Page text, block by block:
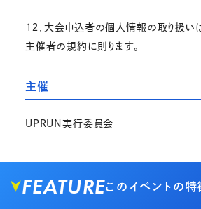
１２．大会申込者の個人情報の取り扱い
主催者の規約に則ります。
主催
UPRUN実行委員会
FEATUREこのイベントの特